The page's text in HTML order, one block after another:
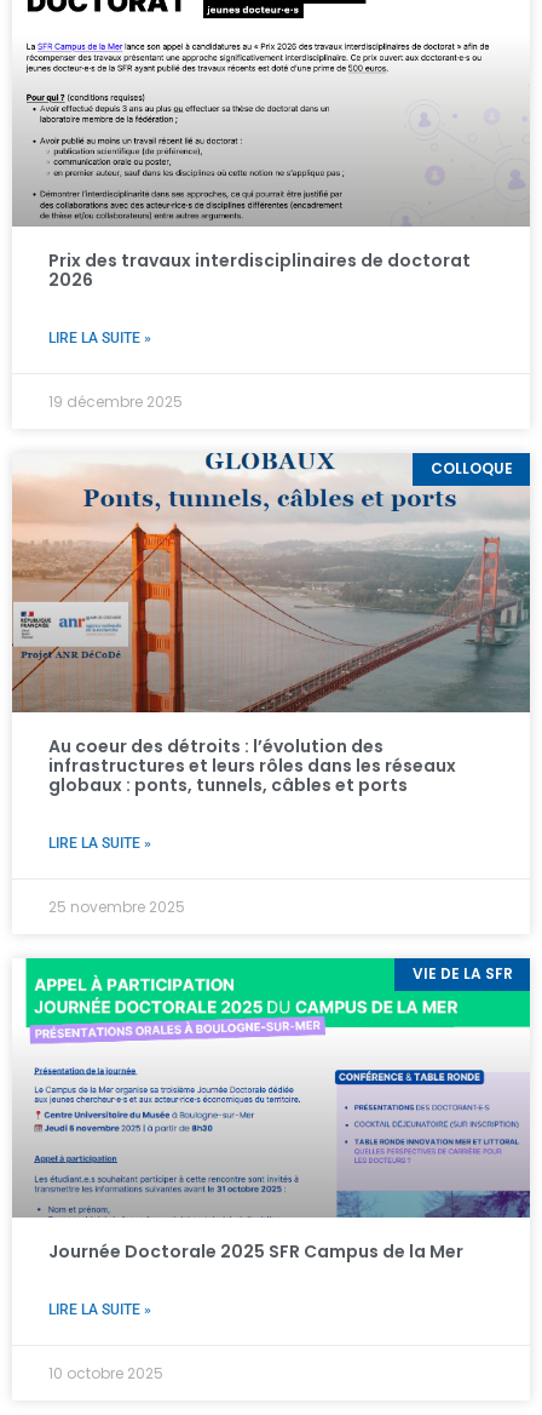
Prix des travaux interdisciplinaires de doctorat
2026
LIRE LA SUITE »
19 décembre 2025
COLLOQUE
Au coeur des détroits : l’évolution des
infrastructures et leurs rôles dans les réseaux
globaux : ponts, tunnels, câbles et ports
LIRE LA SUITE »
25 novembre 2025
VIE DE LA SFR
Journée Doctorale 2025 SFR Campus de la Mer
LIRE LA SUITE »
10 octobre 2025